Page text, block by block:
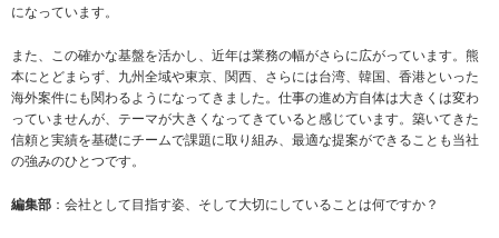
になっています。
また、この確かな基盤を活かし、近年は業務の幅がさらに広がっています。熊
本にとどまらず、九州全域や東京、関西、さらには台湾、韓国、香港といった
海外案件にも関わるようになってきました。仕事の進め方自体は大きくは変わ
っていませんが、テーマが大きくなってきていると感じています。築いてきた
信頼と実績を基礎にチームで課題に取り組み、最適な提案ができることも当社
の強みのひとつです。
編集部 ：会社として目指す姿、そして大切にしていることは何ですか？